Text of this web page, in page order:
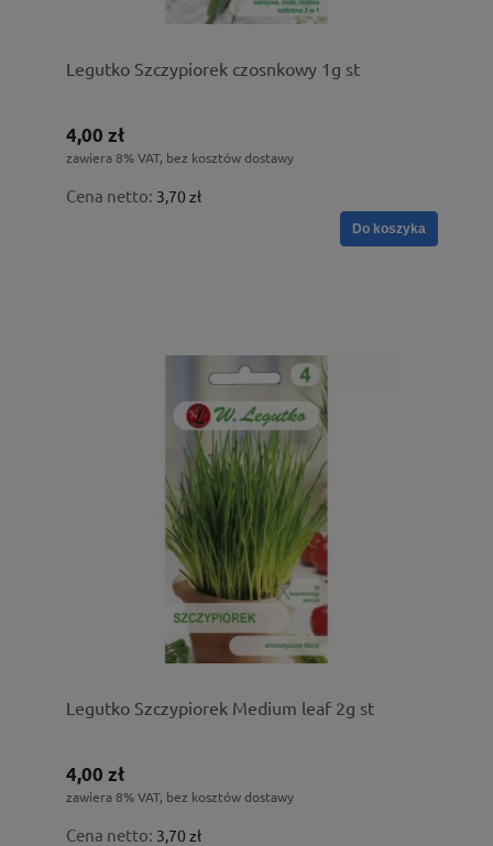
Legutko Szczypiorek czosnkowy 1g st
4,00 zł
zawiera 8% VAT, bez kosztów dostawy
Cena netto: 3,70 zł
Do koszyka
Legutko Szczypiorek Medium leaf 2g st
4,00 zł
zawiera 8% VAT, bez kosztów dostawy
Cena netto: 3,70 zł